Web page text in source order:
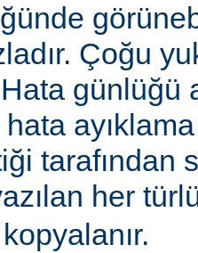
Çoğu
günlüğü
ayıklama
tarafından
her